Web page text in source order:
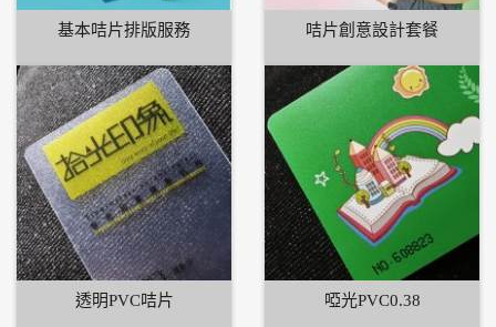
基本咭片排版服務 咭片創意設計套餐
透明PVC咭片 啞光PVC0.38